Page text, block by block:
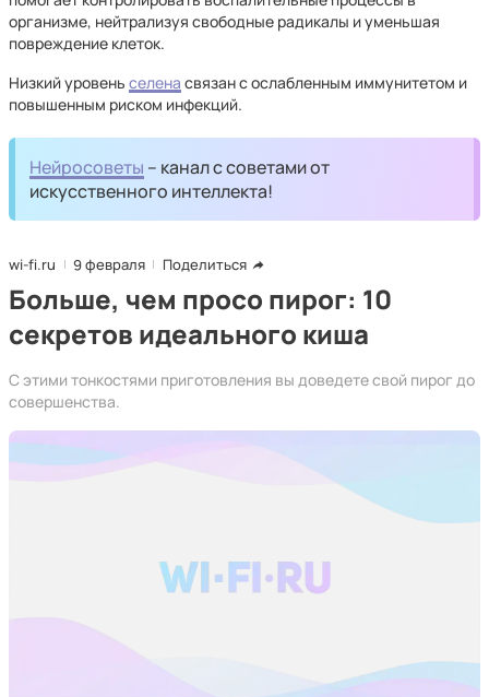
организме, нейтрализуя свободные радикалы и уменьшая
повреждение клеток.
Низкий уровень селена связан с ослабленным иммунитетом и
повышенным риском инфекций.
Нейросоветы – канал с советами от
искусственного интеллекта!
wi-fi.ru 9 февраля Поделиться
Больше, чем просо пирог: 10
секретов идеального киша
С этими тонкостями приготовления вы доведете свой пирог до
совершенства.